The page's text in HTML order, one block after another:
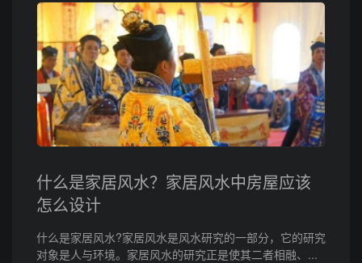
什么是家居风水？家居风水中房屋应该
怎么设计
什么是家居风水?家居风水是风水研究的一部分，它的研究
对象是人与环境。家居风水的研究正是使其二者相融、...